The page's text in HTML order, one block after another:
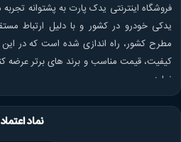
فروشگاه اینترنتی یدک پارت به پشتوانه
یدکی خودرو در کشور و با دلیل ارتباط
مطرح کشور، راه اندازی شده است که در
کیفیت، قیمت مناسب و برند های برتر
نماید.
نماد اعتماد